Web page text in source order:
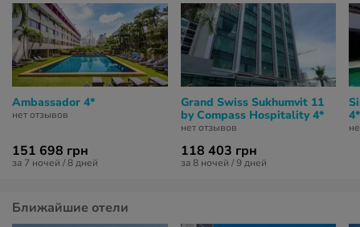
Ambassador 4*
нет отзывов
151 698 грн
за 7 ночей / 8 дней
Grand Swiss Sukhumvit 11
by Compass Hospitality 4*
нет отзывов
118 403 грн
за 8 ночей / 9 дней
4*
Ближайшие отели